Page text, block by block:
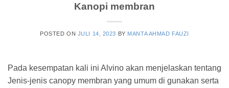
Kanopi membran
POSTED ON JULI 14, 2023 BY MANTA AHMAD FAUZI
Pada kesempatan kali ini Alvino akan menjelaskan tentang
Jenis-jenis canopy membran yang umum di gunakan serta